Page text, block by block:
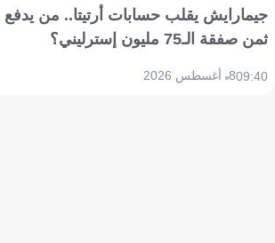
جيمارايش يقلب حسابات أرتيتا.. من يدفع
ثمن صفقة الـ75 مليون إسترليني؟
09:408 أغسطس 2026